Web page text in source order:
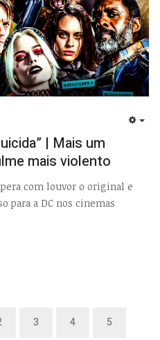
| Mais um
mais violento
com louvor o original e
para a DC nos cinemas
3 4 5